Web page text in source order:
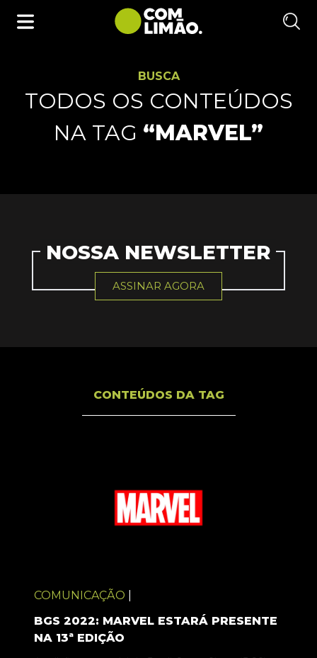
BUSCA
TODOS OS CONTEÚDOS
NA TAG “MARVEL”
NOSSA NEWSLETTER
ASSINAR AGORA
CONTEÚDOS DA TAG
COMUNICAÇÃO
BGS 2022: MARVEL ESTARÁ PRESENTE
NA 13ª EDIÇÃO